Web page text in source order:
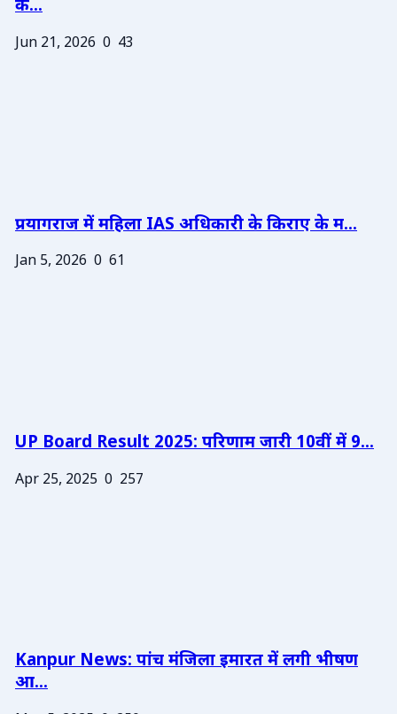
के...
Jun 21, 2026 0 43
प्रयागराज में महिला IAS अधिकारी के किराए के म...
Jan 5, 2026 0 61
UP Board Result 2025: परिणाम जारी 10वीं में 9...
Apr 25, 2025 0 257
Kanpur News: पांच मंजिला इमारत में लगी भीषण
आ...